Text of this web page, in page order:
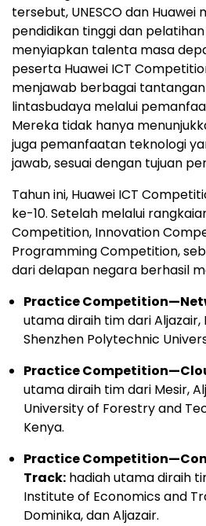
tersebut, UNESCO dan
pendidikan tinggi dan
menyiapkan talenta masa
peserta Huawei ICT
menjawab berbagai
lintasbudaya melalui
Mereka tidak hanya
juga pemanfaatan teknologi
jawab, sesuai dengan tujuan
Tahun ini, Huawei ICT
ke-10. Setelah melalui
Competition, Innovation
Programming Competition,
dari delapan negara berhasil
Practice
utama diraih tim dari Aljazair,
Shenzhen Polytechnic
Practice
utama diraih tim dari Mesir,
University of Forestry and
Kenya.
Practice
Track: hadiah utama diraih
Institute of Economics and
Dominika, dan Aljazair.